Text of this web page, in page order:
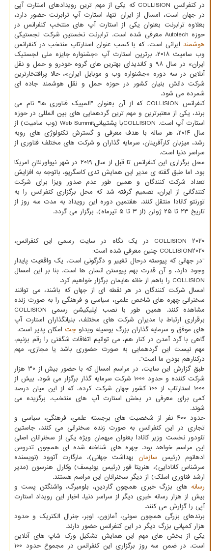
در کنفرانس COLLISION که یکی از مهم ترین رویدادهای استارت آپی
در جهان است، امسال از ایران تنها، استارت آپ ترابرنت حضور دارد،
بعلاوه ترابرنت بعنوان یکی از استارت آپ های منتخبِ کنفرانس در
حوزه Autotech معرفی شده است. ترابرنت نخستین شرکت لجستیکی
هوشمند ایرانی است، که با کسب عنوان استارتاپ منتخب در کنفرانس
وب سامیت ۲۰۱۸، برترین استارت آپ «جشنواره جایزه ملی لجستیک
ایران» در سال ۹۸ و کاندیدای بهترین های گروه خودرو و حمل و نقل
آنلاین در سه دوره «جشنواره وب و موبایل ایران»، حالا پرافتخارترین
شرکت دانش بنیان کشور در حوزه حمل و نقل هوشمند جاده ای
شمرده می شود.
کنفرانس COLLISION که از آن بعنوان "المپیک فناوری ها" نام می
برند، یکی از معتبرترین و مهم ترین گردهمایی های بین المللی در حوزه
استارت آپ است. COLLISIONبا پشتیبانیWeb Summit (وب سامیت) از
سال ۲۰۱۴، هر ساله با هدف معرفی و گسترش تکنولوژی های روبه
رشد، میزبان کارآفرینان، سرمایه گذاران و شرکت های مختلف فناوری از
سراسر دنیا است.
محل برگزاری این کنفرانس تا قبل از سال ۲۰۱۹ در شهر نیواورلئانِ امریکا
بود. اما طبق گفته ی مدیر این همایش تدی کاسگریو، باتوجه به افزایش
تعداد شرکت کنندگان و همین طور عدم صدور ویزا برای شرکت
کنندگانی از ایران، تصمیم گرفته شد که محل برگزاری کنفرانس را به
تورنتو کانادا منتقل کنند. هفتمین دوره این رویداد به مدت سه روز از
تاریخ ۲۳ تا ۲۵ ژوئن (از ۳ تا ۵ تیرماه)، برگزار می گردد.
COLLISION ۲۰۲۰ در یک نگاه در سایت رسمی این کنفرانس،
COLLISION۲۰۲۰ چنین معرفی شده است:
"در جهانی که پیوسته درحال تغییر و دگرگونی است، یک واقعیت پایدار
وجود دارد، و آن قدرت بهم پیوستن انسان ها است. بنا بر این امسال
COLLISION را باهم از خانه هایمان برگزار خواهیم کرد.
امسال شرکت کنندگان در هر نقطه ای از جهان که باشند، می توانند
سخنرانی چهره های شاخص علمی، سیاسی و فرهنگی را به صورت زنده
مشاهده کنند. همین طور با نصب اپلیکیشن رسمی COLLISION
برقراری ارتباط با مدیران شرکت های مختلف، بنیانگذاران استارت آپ
های موفق و سرمایه گذاران بزرگ بوسیله ویدئو چت امکان پذیر است.
گاهی با گرد آمدن در کنار هم، می توانیم اتفاقات شگفتی را رقم بزنیم،
مهم نیست این گردهمایی به صورت حضوری باشد یا مجازی، مهم
درکنارهم بودن ما است".
طبق گزارش این سایت، در مراسم امسال که با حضور بیش از ۳۰ هزار
شرکت کننده و حدود ۱۰۰۰ شرکت سرمایه گذار برگزار می شود، بیش از
۱۰۰۰ استارتاپ از ۱۰۰ کشور جهان شرکت کرده، که از این میان درصد
کمی برای معرفی در بخش استارت آپ های منتخب، برگزیده می
شوند.
حدود ۴۰۰ نفر از شخصیت های برجسته علمی، فرهنگی، سیاسی و
تجاری در این کنفرانس به صورت زنده سخنرانی می کنند، جاستین
تئودور نخست وزیر کانادا بعنوان میهمان ویژه یکی از سخنرانان اصلی
این مراسم خواهد بود. چهره های شناخته شده ای همچون تدروس
ادهانوم (رئیس سازمان بهداشت جهانی)، مارگارت آتوود (نویسنده
سرشناس کانادایی)، هنریتا فور (رئیس یونیسف) وکارل هنرسون (مدیر
ارشد فناوری اسلک) از دیگر سخنرانان این مراسم هستند.
رسانه های بزرگ خبری همچون گاردین، بلومبرگ، واشنگتن پست و
بیش از هزار رسانه خبری دیگر از سراسر دنیا، اخبار این رویداد استارت
آپی را گزارش می کنند.
برندهای بزرگی همچون سونی، آمازون، اوبر، جنرال الکتریک و حدود
هزار کمپانی بزرگ دیگر در این کنفرانس حضور دارند.
یکی از بخش های مهم این همایش تشکیل ورک شاپ های آنلاین
است. در ضمن سه روز برگزاری این کنفرانس در مجموع حدود ۱۰۰